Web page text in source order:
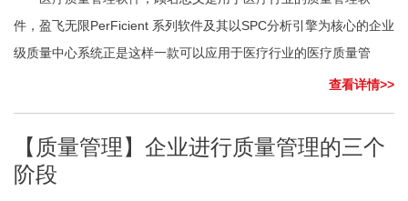
件，盈飞无限PerFicient 系列软件及其以SPC分析引擎为核心的企业
级质量中心系统正是这样一款可以应用于医疗行业的医疗质量管
查看详情>>
【质量管理】企业进行质量管理的三个
阶段